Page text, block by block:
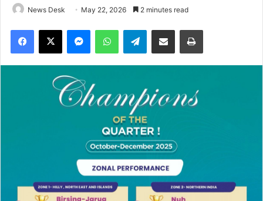
News Desk May 22, 2026 2 minutes read
Facebook
X MessengerWhatsAppTelegramShare via Email Print